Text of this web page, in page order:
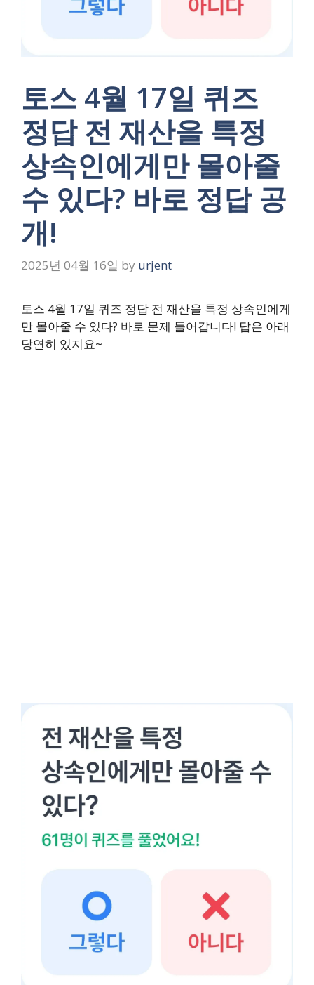
토스 4월 17일 퀴즈
정답 전 재산을 특정
상속인에게만 몰아줄
수 있다? 바로 정답 공
개!
2025년 04월 16일 by urjent
토스 4월 17일 퀴즈 정답 전 재산을 특정 상속인에게
만 몰아줄 수 있다? 바로 문제 들어갑니다! 답은 아래
당연히 있지요~